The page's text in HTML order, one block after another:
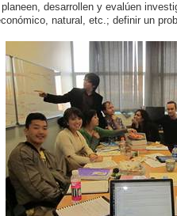
desarrollen y evalúen
natural, etc.; definir un